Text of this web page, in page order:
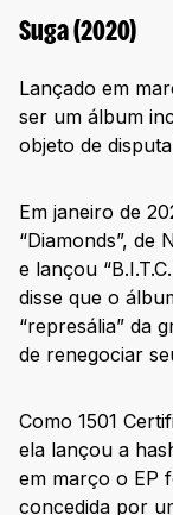
Suga (2020)
Lançado em
ser um álbum
objeto de
Em janeiro de
“Diamonds”, de
e lançou
disse que o
“represália” da
de renegociar
Como 1501
ela lançou a
em março o EP
concedida por